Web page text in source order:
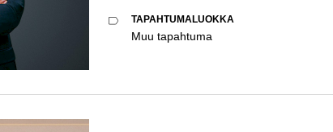
TAPAHTUMALUOKKA
Muu tapahtuma